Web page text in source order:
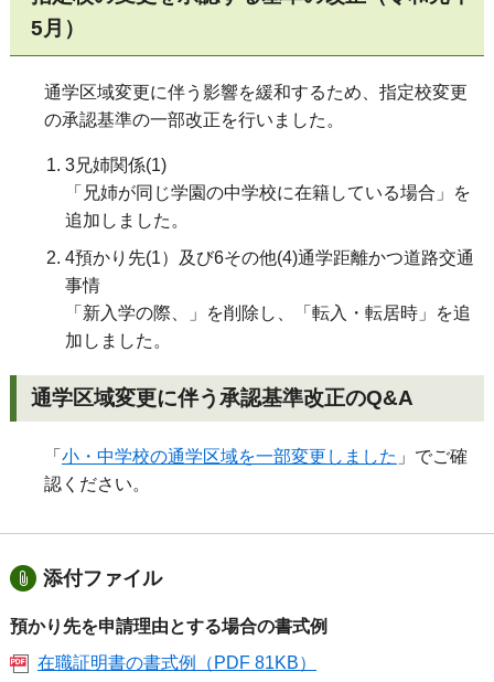
5月）
通学区域変更に伴う影響を緩和するため、指定校変更
の承認基準の一部改正を行いました。
3兄姉関係(1)
「兄姉が同じ学園の中学校に在籍している場合」を
追加しました。
4預かり先(1）及び6その他(4)通学距離かつ道路交通
事情
「新入学の際、」を削除し、「転入・転居時」を追
加しました。
通学区域変更に伴う承認基準改正のQ&A
「 小・中学校の通学区域を一部変更しました 」でご確
認ください。
添付ファイル
預かり先を申請理由とする場合の書式例
在職証明書の書式例（PDF 81KB）